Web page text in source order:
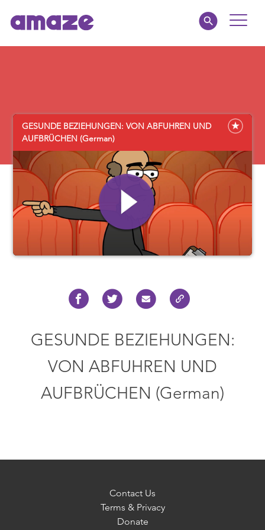
MY AMAZE
Toggle
Healthcare
amaze jr.
About
GESUNDE BEZIEHUNGEN: VON ABFUHREN UND
AUFBRÜCHEN (German)
GESUNDE BEZIEHUNGEN:
VON ABFUHREN UND
AUFBRÜCHEN (German)
Contact Us
Terms & Privacy
Donate